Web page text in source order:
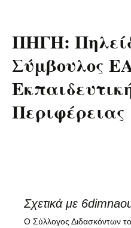
ΠΗΓΗ:
Σύμβουλος
Περιφέρειας
Σχετικά με
Ο Σύλλογος Διδασκόντων